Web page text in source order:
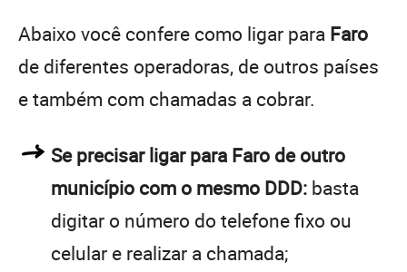
Abaixo você confere como ligar para Faro
de diferentes operadoras, de outros países
e também com chamadas a cobrar.
Se precisar ligar para Faro de outro
município com o mesmo DDD: basta
digitar o número do telefone fixo ou
celular e realizar a chamada;